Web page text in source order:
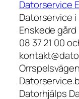
Datorservice
Datorservice
Enskede
08 37 21 00
Datorhjälps